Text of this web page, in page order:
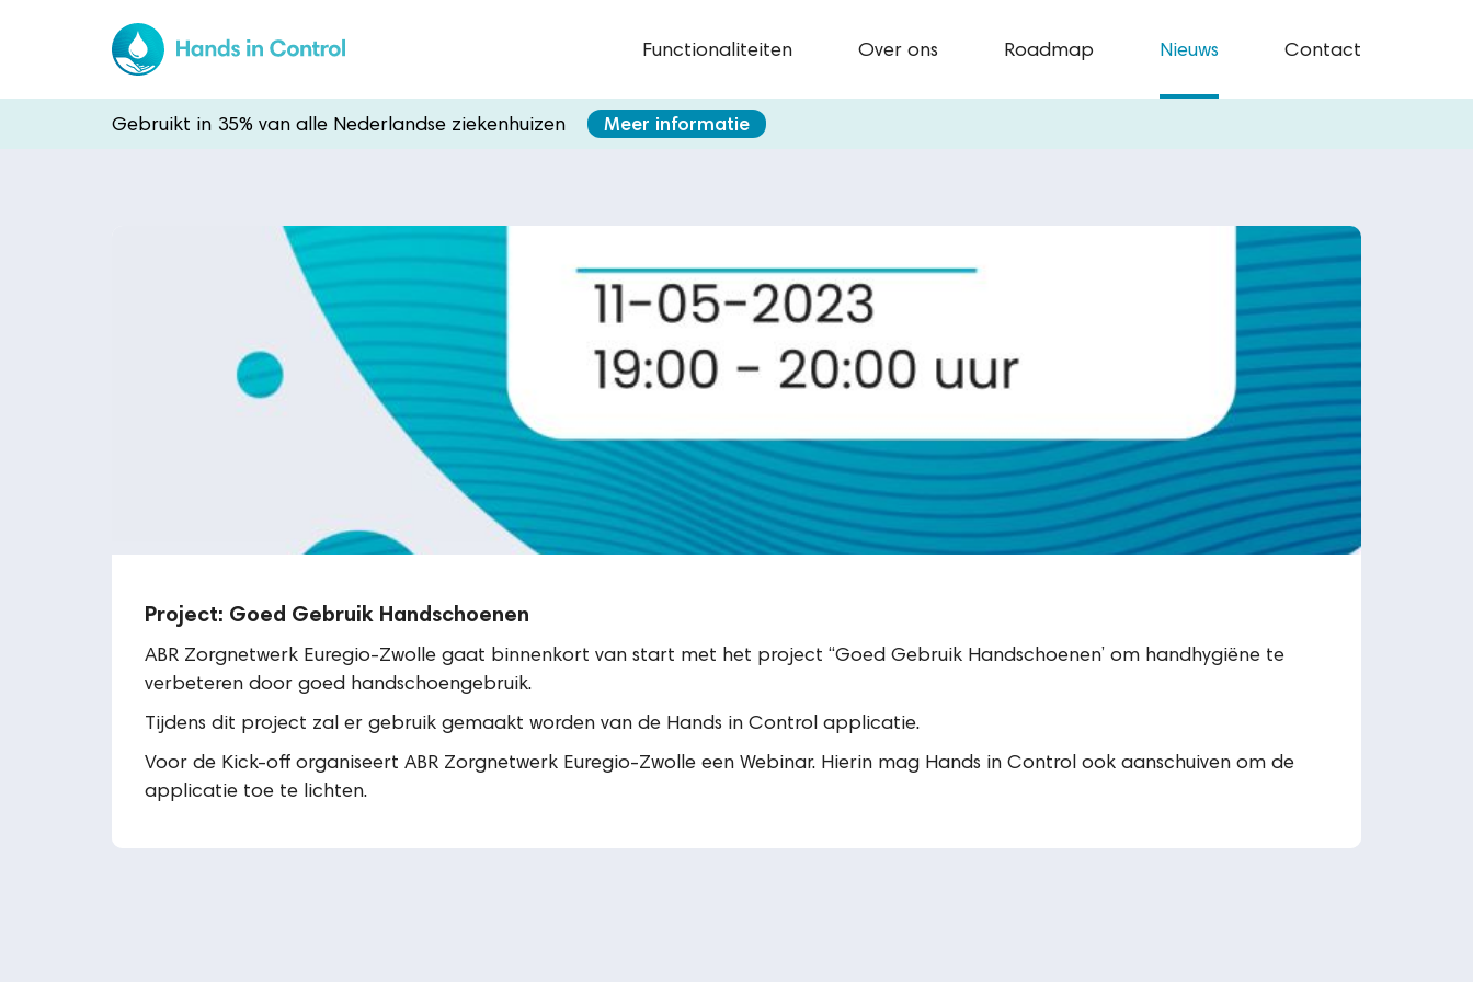
Functionaliteiten Over ons Roadmap Nieuws Contact
Gebruikt in 35% van alle Nederlandse ziekenhuizen Meer informatie
Project: Goed Gebruik Handschoenen
ABR Zorgnetwerk Euregio-Zwolle gaat binnenkort van start met het project “Goed Gebruik Handschoenen’ om handhygiëne te
verbeteren door goed handschoengebruik.
Tijdens dit project zal er gebruik gemaakt worden van de Hands in Control applicatie.
Voor de Kick-off organiseert ABR Zorgnetwerk Euregio-Zwolle een Webinar. Hierin mag Hands in Control ook aanschuiven om de
applicatie toe te lichten.